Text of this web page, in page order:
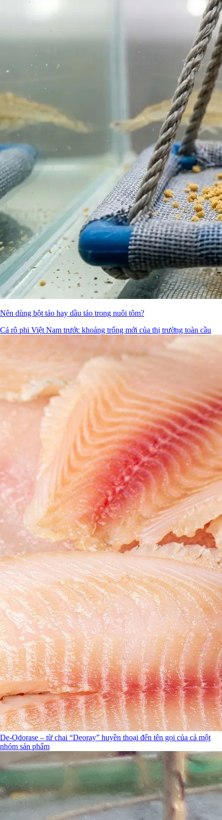
Nên dùng bột tảo hay dầu tảo trong nuôi tôm?
Cá rô phi Việt Nam trước khoảng trống mới của thị trường toàn cầu
De-Odorase – từ chai “Deoray” huyền thoại đến tên gọi của cả một
nhóm sản phẩm